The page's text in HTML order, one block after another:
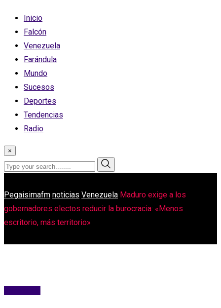
Inicio
Falcón
Venezuela
Farándula
Mundo
Sucesos
Deportes
Tendencias
Radio
×
Pegaisimafm noticias Venezuela Maduro exige a los
gobernadores electos reducir la burocracia: «Menos
escritorio, más territorio»